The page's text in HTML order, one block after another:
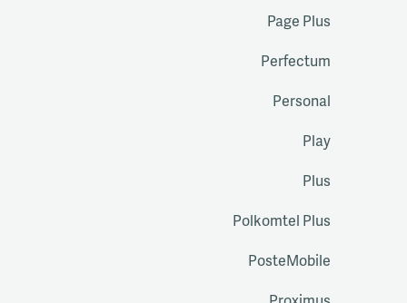
Page Plus
Perfectum
Personal
Play
Plus
Polkomtel Plus
PosteMobile